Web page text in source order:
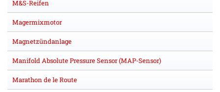
M&S-Reifen
Magermixmotor
Magnetzündanlage
Manifold Absolute Pressure Sensor (MAP-Sensor)
Marathon de le Route